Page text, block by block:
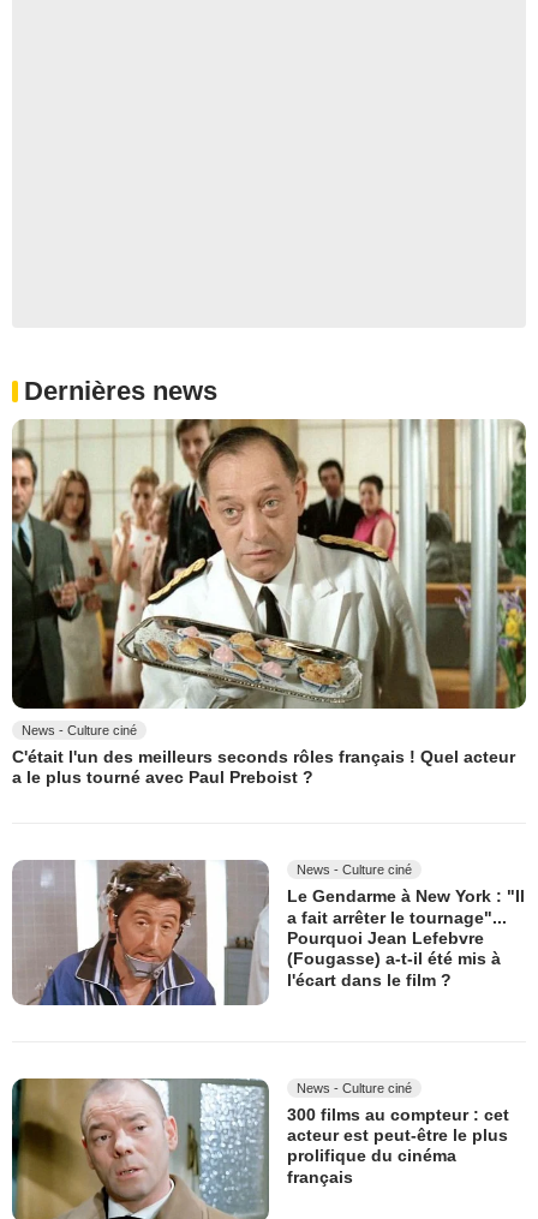
Dernières news
News - Culture ciné
C'était l'un des meilleurs seconds rôles français ! Quel acteur
a le plus tourné avec Paul Preboist ?
News - Culture ciné
Le Gendarme à New York : "Il
a fait arrêter le tournage"...
Pourquoi Jean Lefebvre
(Fougasse) a-t-il été mis à
l'écart dans le film ?
News - Culture ciné
300 films au compteur : cet
acteur est peut-être le plus
prolifique du cinéma
français